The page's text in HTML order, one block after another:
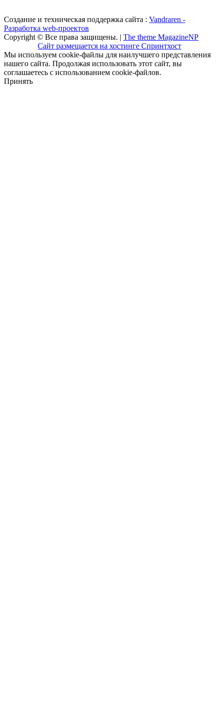
Создание и техническая поддержка сайта : Vandraren -
Разработка web-проектов
Copyright © Все права защищены. | The theme MagazineNP
Сайт размещается на хостинге Спринтхост
Мы используем cookie-файлы для наилучшего представления
нашего сайта. Продолжая использовать этот сайт, вы
соглашаетесь с использованием cookie-файлов.
Принять